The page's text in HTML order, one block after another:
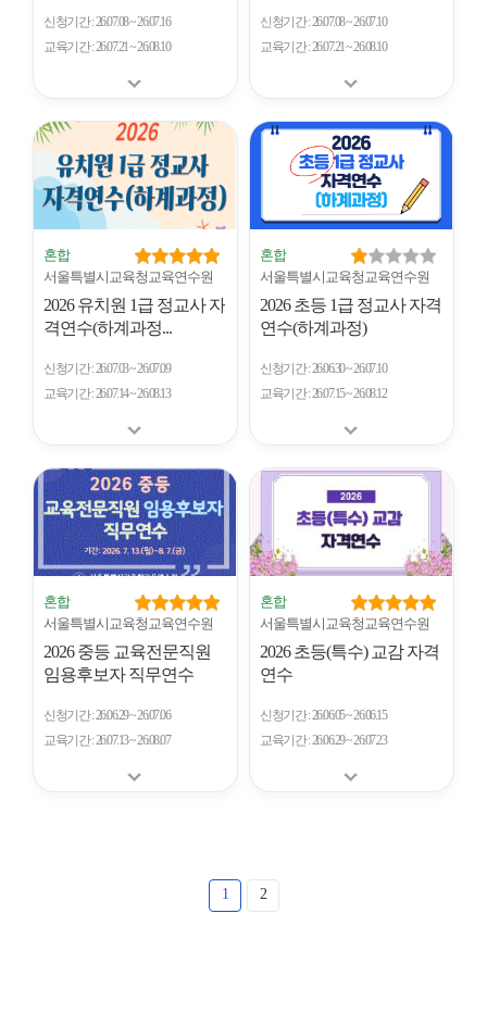
신청기간 26.07.08 ~ 26.07.16
교육기간 26.07.21 ~ 26.08.10
신청기간 26.07.08 ~ 26.07.10
교육기간 26.07.21 ~ 26.08.10
혼합
서울특별시교육청교육연수원
2026 유치원 1급 정교사 자
격연수(하계과정...
신청기간 26.07.03 ~ 26.07.09
교육기간 26.07.14 ~ 26.08.13
혼합
서울특별시교육청교육연수원
2026 초등 1급 정교사 자격
연수(하계과정)
신청기간 26.06.30 ~ 26.07.10
교육기간 26.07.15 ~ 26.08.12
혼합
서울특별시교육청교육연수원
2026 중등 교육전문직원
임용후보자 직무연수
신청기간 26.06.29 ~ 26.07.06
교육기간 26.07.13 ~ 26.08.07
혼합
서울특별시교육청교육연수원
2026 초등(특수) 교감 자격
연수
신청기간 26.06.05 ~ 26.06.15
교육기간 26.06.29 ~ 26.07.23
1 2